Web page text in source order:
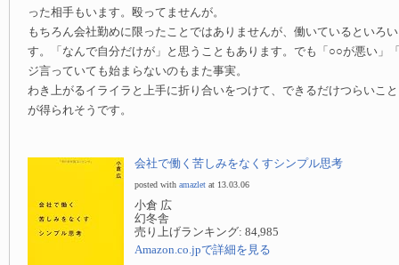
った相手もいます。殴ってませんが。
もちろん会社勤めに限ったことではありませんが、働いているといろ
す。「なんで自分だけが」と思うこともあります。でも「○○が悪い」
ジ言っていても始まらないのもまた事実。
わき上がるイライラと上手に折り合いをつけて、できるだけつらいこ
が得られそうです。
会社で働く苦しみをなくすシンプル思考
posted with amazlet at 13.03.06
小倉 広
幻冬舎
売り上げランキング: 84,985
Amazon.co.jpで詳細を見る